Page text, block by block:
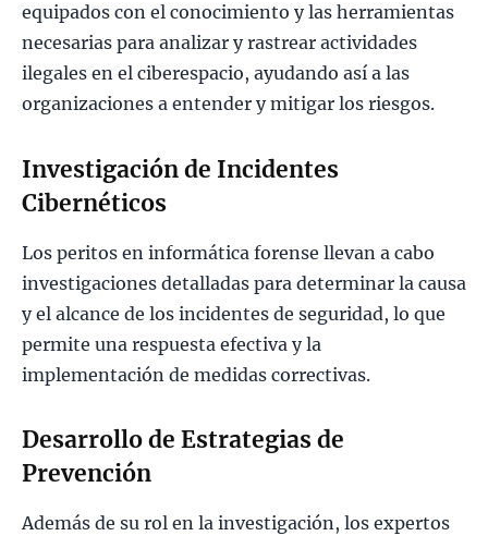
equipados con el conocimiento y las herramientas
necesarias para analizar y rastrear actividades
ilegales en el ciberespacio, ayudando así a las
organizaciones a entender y mitigar los riesgos.
Investigación de Incidentes
Cibernéticos
Los peritos en informática forense llevan a cabo
investigaciones detalladas para determinar la causa
y el alcance de los incidentes de seguridad, lo que
permite una respuesta efectiva y la
implementación de medidas correctivas.
Desarrollo de Estrategias de
Prevención
Además de su rol en la investigación, los expertos